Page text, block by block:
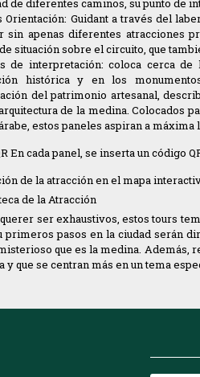
de diferentes caminos, su punto de
Orientación: Guidant a través del
sin apenas diferentes atracciones
situación sobre el circuito, que
de interpretación: coloca cerca
histórica y en los
del patrimonio artesanal,
de la medina. Colocados
estos paneles aspiran a máxima
En cada panel, se inserta un código
de la atracción en el mapa
de la Atracción
ser exhaustivos, estos tours
primeros pasos en la ciudad serán
que es la medina. Además,
y que se centran más en un tema